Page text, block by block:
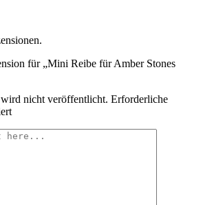
für „Mini Reibe für Amber Stones
nicht veröffentlicht. Erforderliche